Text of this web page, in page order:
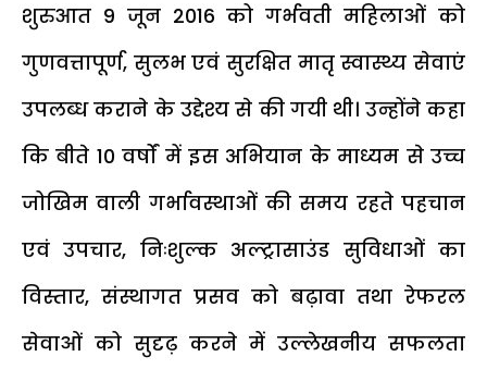
शुरुआत 9 जून 2016 को गर्भवती महिलाओं को
गुणवत्तापूर्ण, सुलभ एवं सुरक्षित मातृ स्वास्थ्य सेवाएं
उपलब्ध कराने के उद्देश्य से की गयी थी। उन्होंने कहा
कि बीते 10 वर्षों में इस अभियान के माध्यम से उच्च
जोखिम वाली गर्भावस्थाओं की समय रहते पहचान
एवं उपचार, निःशुल्क अल्ट्रासाउंड सुविधाओं का
विस्तार, संस्थागत प्रसव को बढ़ावा तथा रेफरल
सेवाओं को सुदृढ़ करने में उल्लेखनीय सफलता